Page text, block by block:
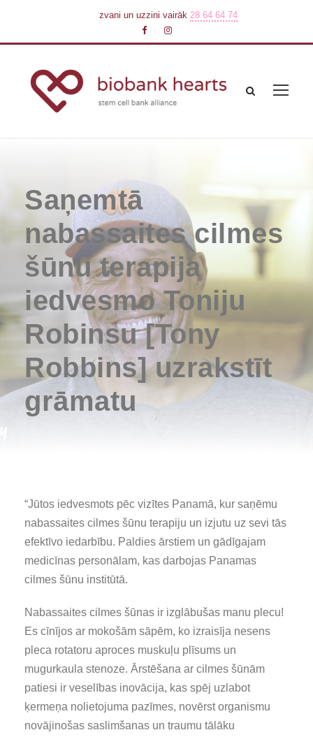
zvani un uzzini vairāk 28 64 64 74
Saņemtā
nabassaites cilmes
šūnu terapija
iedvesmo Toniju
Robinsu [Tony
Robbins] uzrakstīt
grāmatu
“Jūtos iedvesmots pēc vizītes Panamā, kur saņēmu
nabassaites cilmes šūnu terapiju un izjutu uz sevi tās
efektīvo iedarbību. Paldies ārstiem un gādīgajam
medicīnas personālam, kas darbojas Panamas
cilmes šūnu institūtā.
Nabassaites cilmes šūnas ir izglābušas manu plecu!
Es cīnījos ar mokošām sāpēm, ko izraisīja nesens
pleca rotatoru aproces muskuļu plīsums un
mugurkaula stenoze. Ārstēšana ar cilmes šūnām
patiesi ir veselības inovācija, kas spēj uzlabot
ķermeņa nolietojuma pazīmes, novērst organismu
novājinošas saslimšanas un traumu tālāku